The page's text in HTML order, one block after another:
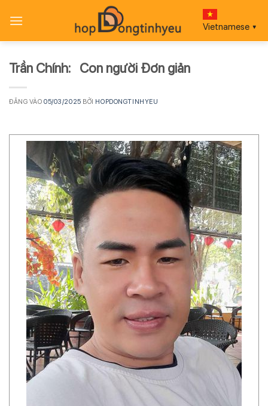
qua
Vietnamese ▼
Trần Chính: Con người Đơn giản
ĐĂNG VÀO05/03/2025 BỞI HOPDONGTINHYEU